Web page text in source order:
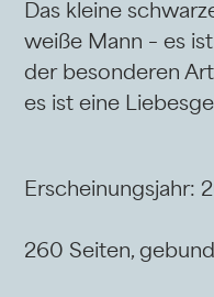
Das kleine
weiße Mann – es
der besonderen
es ist eine
Erscheinungsjahr:
260 Seiten,